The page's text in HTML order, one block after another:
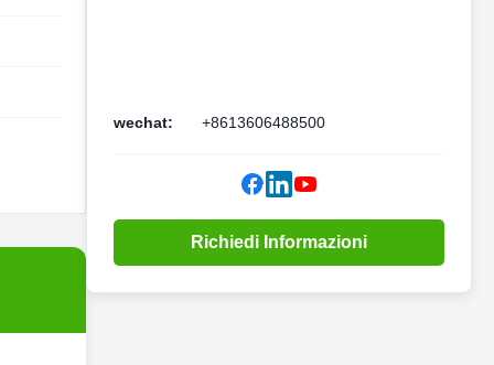
wechat: +8613606488500
Richiedi Informazioni